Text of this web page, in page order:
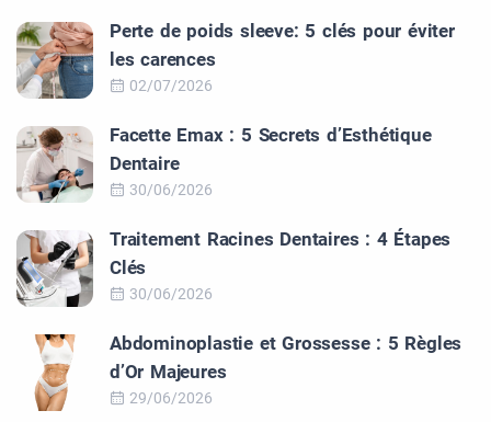
Perte de poids sleeve: 5 clés pour éviter
les carences
02/07/2026
Facette Emax : 5 Secrets d’Esthétique
Dentaire
30/06/2026
Traitement Racines Dentaires : 4 Étapes
Clés
30/06/2026
Abdominoplastie et Grossesse : 5 Règles
d’Or Majeures
29/06/2026